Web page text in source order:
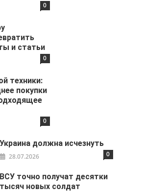
0
и статьи
0
техники:
покупки
0
Украина должна исчезнуть
28.07.2026 0
ВСУ точно получат десятки
тысяч новых солдат